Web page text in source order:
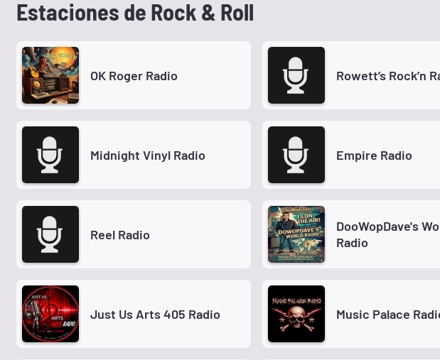
Estaciones de Rock & Roll
OK Roger Radio Rowett’s Rock’n
Midnight Vinyl Radio Empire Radio
Reel Radio
DooWopDave's
Radio
Just Us Arts 405 Radio Music Palace